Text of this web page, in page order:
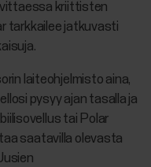
kriittisten
tarkkailee jatkuvasti
laiteohjelmisto aina,
pysyy ajan tasalla ja
tai Polar
saatavilla olevasta